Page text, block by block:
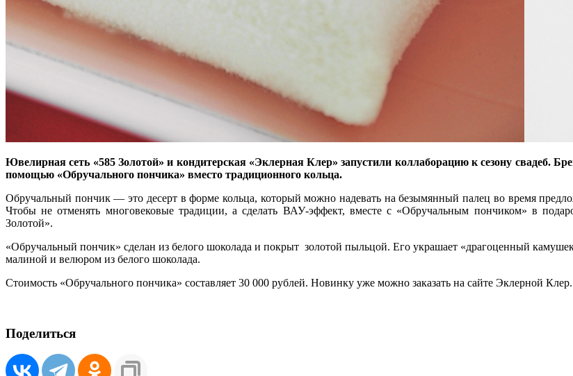
Ювелирная сеть «585 Золотой» и кондитерская «Эклерная Клер» запустили коллаборацию к сезону свадеб.
помощью «Обручального пончика» вместо традиционного кольца.
Обручальный пончик –– это десерт в форме кольца, который можно надевать на безымянный палец во время
Чтобы не отменять многовековые традиции, а сделать ВАУ-эффект, вместе с «Обручальным пончиком» в
Золотой».
«Обручальный пончик» сделан из белого шоколада и покрыт золотой пыльцой. Его украшает «драгоценный
малиной и велюром из белого шоколада.
Стоимость «Обручального пончика» составляет 30 000 рублей. Новинку уже можно заказать на сайте Эклерной Клер.
Поделиться